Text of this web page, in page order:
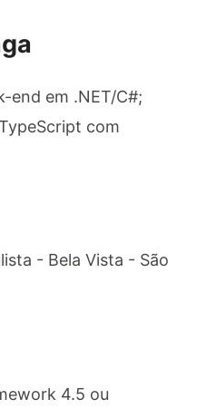
end em .NET/C#;
com
- Bela Vista - São
4.5 ou